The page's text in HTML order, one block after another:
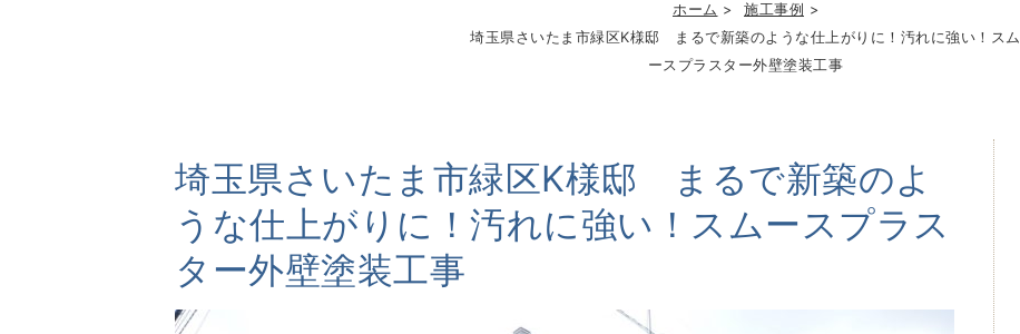
ホーム
施工事例
埼玉県さいたま市緑区K様邸 まるで新築のような仕上がりに！汚れに強い！スム
ースプラスター外壁塗装工事
埼玉県さいたま市緑区K様邸 まるで新築のよ
うな仕上がりに！汚れに強い！スムースプラス
ター外壁塗装工事